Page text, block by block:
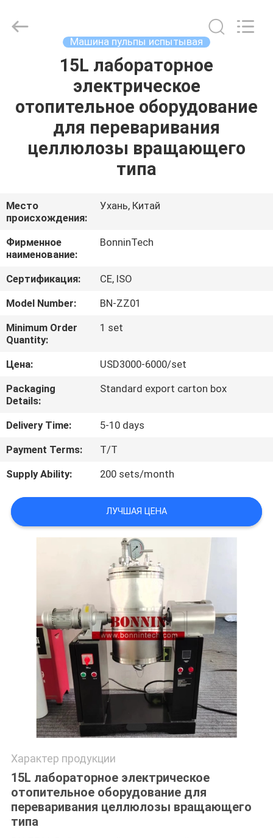
ПРОДУКТЫ
ВИДЕО
НАС
ПУТЕШЕСТВИЕ
ФАБРИКИ
ПРОВЕРКА
КАЧЕСТВА
СВЯЖИТЕСЬ
МЫ
СПРОСИТЕ
ЦИТАТУ
КАРТА
САЙТА
PRIVACY
Reserved.
Developed
Машина пульпы испытывая
15L лабораторное
электрическое
отопительное оборудование
для переваривания
целлюлозы вращающего
типа
Место
происхождения:
Ухань, Китай
Фирменное
наименование:
BonninTech
Сертификация:
CE, ISO
Model Number:
BN-ZZ01
Minimum Order
Quantity:
1 set
Цена:
USD3000-6000/set
Packaging
Details:
Standard export carton box
Delivery Time:
5-10 days
Payment Terms:
T/T
Supply Ability:
200 sets/month
ЛУЧШАЯ ЦЕНА
Характер продукции
15L лабораторное электрическое
отопительное оборудование для
переваривания целлюлозы вращающего
типа